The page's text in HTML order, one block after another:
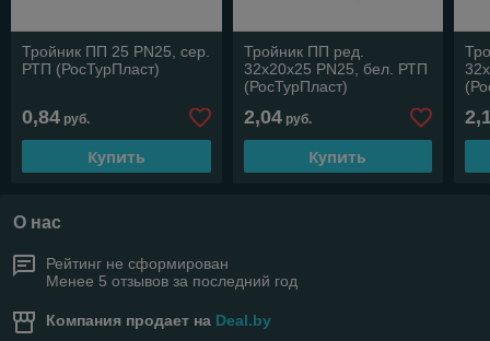
Тройник ПП 25 PN25, сер.
РТП (РосТурПласт)
0,84 руб.
Купить
Тройник ПП ред.
32х20х25 PN25, бел. РТП
(РосТурПласт)
2,04руб.
Купить
О нас
Рейтинг не сформирован
Менее 5 отзывов за последний год
Компания продает на Deal.by